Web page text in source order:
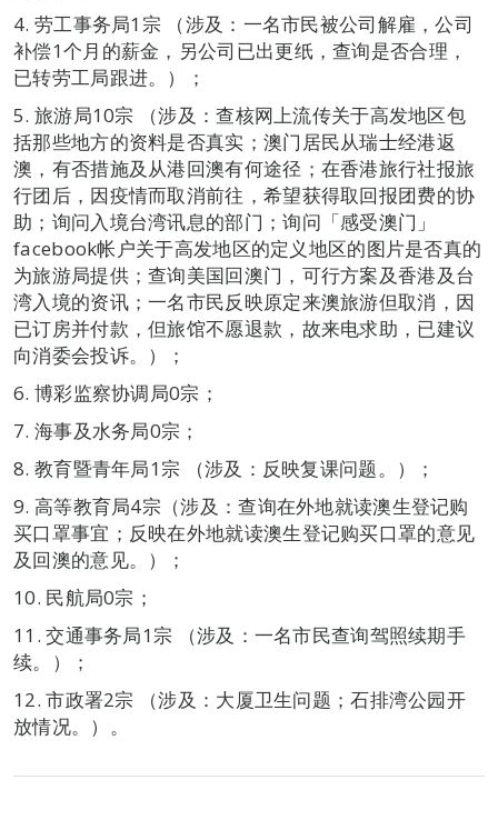
4. 劳工事务局1宗 （涉及：一名市民被公司解雇，公司
补偿1个月的薪金，另公司已出更纸，查询是否合理，
已转劳工局跟进。）；
5. 旅游局10宗 （涉及：查核网上流传关于高发地区包
括那些地方的资料是否真实；澳门居民从瑞士经港返
澳，有否措施及从港回澳有何途径；在香港旅行社报旅
行团后，因疫情而取消前往，希望获得取回报团费的协
助；询问入境台湾讯息的部门；询问「感受澳门」
facebook帐户关于高发地区的定义地区的图片是否真的
为旅游局提供；查询美国回澳门，可行方案及香港及台
湾入境的资讯；一名市民反映原定来澳旅游但取消，因
已订房并付款，但旅馆不愿退款，故来电求助，已建议
向消委会投诉。）；
6. 博彩监察协调局0宗；
7. 海事及水务局0宗；
8. 教育暨青年局1宗 （涉及：反映复课问题。）；
9. 高等教育局4宗（涉及：查询在外地就读澳生登记购
买口罩事宜；反映在外地就读澳生登记购买口罩的意见
及回澳的意见。）；
10. 民航局0宗；
11. 交通事务局1宗 （涉及：一名市民查询驾照续期手
续。）；
12. 市政署2宗 （涉及：大厦卫生问题；石排湾公园开
放情况。）。